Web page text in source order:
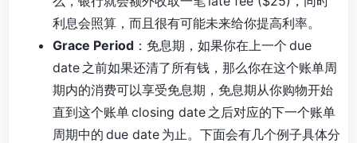
利息会照算，而且很有可能未来给你提高利率。
Grace Period ：免息期，如果你在上一个 due
date 之前如果还清了所有钱，那么你在这个账单周
期内的消费可以享受免息期，免息期从你购物开始
直到这个账单 closing date 之后对应的下一个账单
周期中的 due date 为止。下面会有几个例子具体分